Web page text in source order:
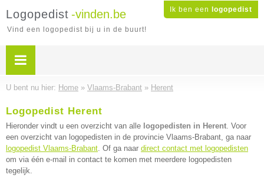
Ik ben een logopedist
Logopedist -vinden.be
Vind een logopedist bij u in de buurt!
U bent nu hier: Home » Vlaams-Brabant » Herent
Logopedist Herent
Hieronder vindt u een overzicht van alle logopedisten in Herent. Voor
een overzicht van logopedisten in de provincie Vlaams-Brabant, ga naar
logopedist Vlaams-Brabant. Of ga naar direct contact met logopedisten
om via één e-mail in contact te komen met meerdere logopedisten
tegelijk.